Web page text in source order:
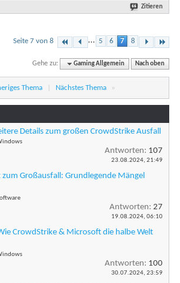
Zitieren
Seite 7 von 8 ... 5 6 7 8
Gehe zu: Gaming Allgemein Nach oben
Thema Nächstes Thema »
Details zum großen CrowdStrike Ausfall
Antworten: 107
23.08.2024, 21:49
Großausfall: Grundlegende Mängel
Antworten: 27
19.08.2024, 06:10
CrowdStrike & Microsoft die halbe Welt
Antworten: 100
30.07.2024, 23:59